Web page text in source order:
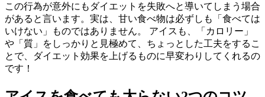
この行為が意外にもダイエットを失敗へと導いてしまう場合
があると言います。実は、甘い食べ物は必ずしも「食べては
いけない」ものではありません。 アイスも、「カロリー」
や「質」をしっかりと見極めて、ちょっとした工夫をするこ
とで、ダイエット効果を上げるものに早変わりしてくれるの
です！